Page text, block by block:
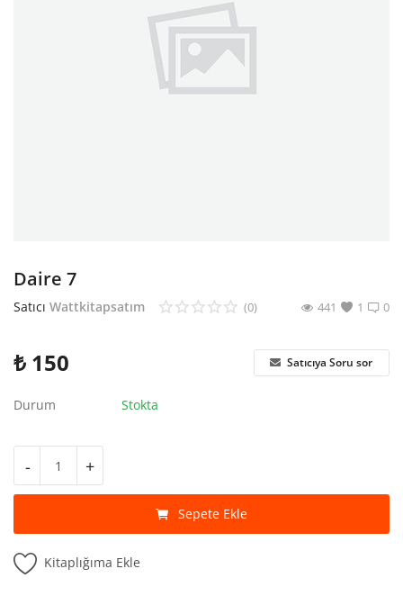
Çizgi Roman
Mitoloji Efsane
Diğer
Kitaplığım
Destek Merkezi
Daire 7
Satıcı Wattkitapsatım 0
(0) 1
441
₺ 150 Satıcıya Soru sor
Durum Stokta
- +
Sepete Ekle
Kitaplığıma Ekle